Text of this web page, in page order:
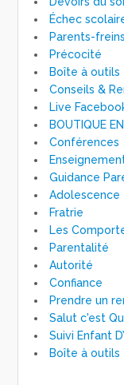
Échec
Parents-freins
Précocité
Boîte à outils
Conseils &
Live
BOUTIQUE
Conférences
Guidance
Adolescence
Fratrie
Les
Parentalité
Autorité
Confiance
Prendre un
Salut c'est
Suivi Enfant
Boîte à outils